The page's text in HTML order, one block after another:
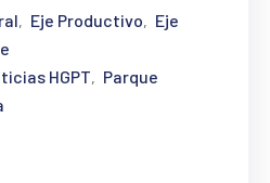
‚ Eje Productivo‚ Eje
HGPT‚ Parque